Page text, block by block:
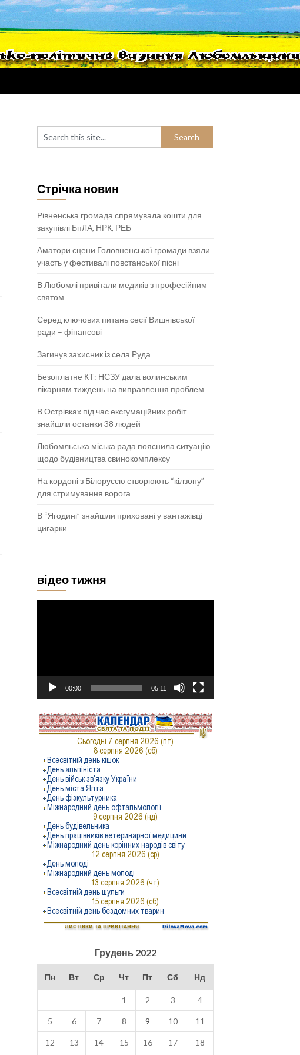
Стрічка новин
Рівненська громада спрямувала кошти для
закупівлі БпЛА, НРК, РЕБ
Аматори сцени Головненської громади взяли
участь у фестивалі повстанської пісні
В Любомлі привітали медиків з професійним
святом
Серед ключових питань сесії Вишнівської
ради – фінансові
Загинув захисник із села Руда
Безоплатне КТ: НСЗУ дала волинським
лікарням тиждень на виправлення проблем
В Острівках під час ексгумаційних робіт
знайшли останки 38 людей
Любомльська міська рада пояснила ситуацію
щодо будівництва свинокомплексу
На кордоні з Білоруссю створюють “кілзону”
для стримування ворога
В “Ягодині” знайшли приховані у вантажівці
цигарки
відео тижня
00:00 05:11
Грудень 2022
Пн Вт Ср Чт Пт Сб Нд
1 2 3 4
5 6 7 8 9 10 11
12 13 14 15 16 17 18